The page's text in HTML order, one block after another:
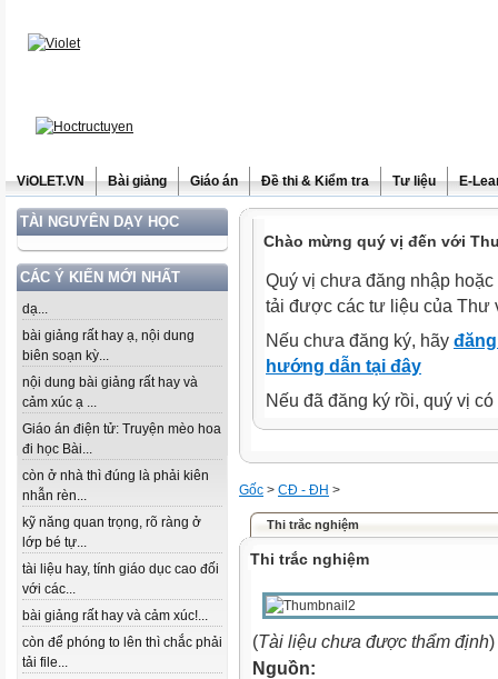
ViOLET.VN Bài giảng Giáo án Đề thi & Kiểm tra Tư liệu E-
TÀI NGUYÊN DẠY HỌC
CÁC Ý KIẾN MỚI NHẤT
dạ...
bài giảng rất hay ạ, nội dung
biên soạn kỳ...
nội dung bài giảng rất hay và
cảm xúc ạ ...
Giáo án điện tử: Truyện mèo hoa
đi học Bài...
còn ở nhà thì đúng là phải kiên
nhẫn rèn...
kỹ năng quan trọng, rõ ràng ở
lớp bé tự...
tài liệu hay, tính giáo dục cao đối
với các...
bài giảng rất hay và cảm xúc!...
còn để phóng to lên thì chắc phải
tải file...
Chào mừng quý vị đến với
Quý vị chưa đăng nhập
tải được các tư liệu của Thư
Nếu chưa đăng ký, hãy
hướng dẫn tại đây
Nếu đã đăng ký rồi, quý vị
Gốc > CĐ - ĐH >
Thi trắc nghiệm
Thi trắc nghiệm
(Tài liệu chưa được thẩm định)
Nguồn: